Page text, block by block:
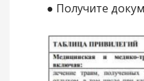
● Получите